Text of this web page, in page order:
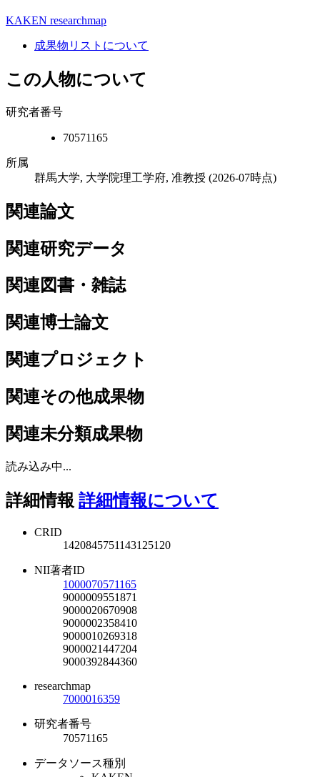
KAKEN researchmap
成果物リストについて
この人物について
研究者番号
70571165
所属
群馬大学, 大学院理工学府, 准教授 (2026-07時点)
関連論文
関連研究データ
関連図書・雑誌
関連博士論文
関連プロジェクト
関連その他成果物
関連未分類成果物
読み込み中...
詳細情報 詳細情報について
CRID
1420845751143125120
NII著者ID
1000070571165
9000009551871
9000020670908
9000002358410
9000010269318
9000021447204
9000392844360
researchmap
7000016359
研究者番号
70571165
データソース種別